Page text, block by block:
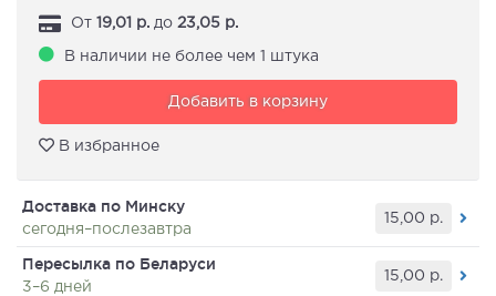
От 19,01 р. до 23,05 р.
В наличии не более чем 1 штука
Добавить в корзину
В избранное
Доставка по Минску
сегодня–послезавтра
15,00 р.
Пересылка по Беларуси
3–6 дней
15,00 р.